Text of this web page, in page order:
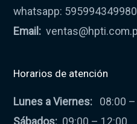
whatsapp: 595994349980
Email:
Horarios de atención
Lunes a Viernes: 08:00
Sábados: 09:00 – 12:00